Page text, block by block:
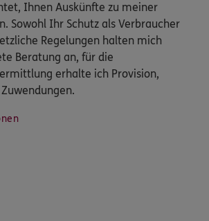
Ihnen Auskünfte zu meiner
Sowohl Ihr Schutz als Verbraucher
Regelungen halten mich
Beratung an, für die
erhalte ich Provision,